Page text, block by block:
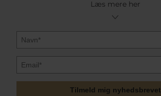
Læs mere her
Tilmeld mig nyhedsbrevet